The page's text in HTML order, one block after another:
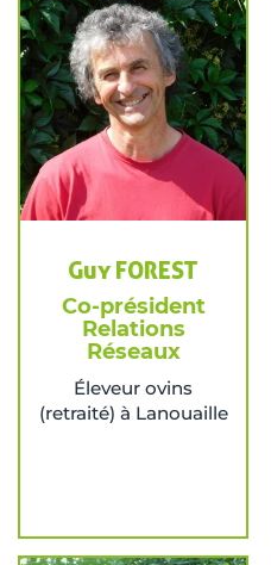
Guy FOREST
Co-président
Relations
Réseaux
Éleveur ovins
(retraité) à Lanouaille